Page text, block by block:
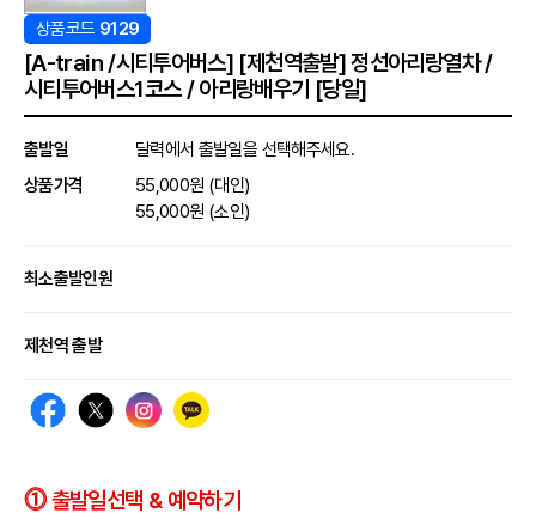
상품코드 9129
[A-train /시티투어버스] [제천역출발] 정선아리랑열차 /
시티투어버스1코스 / 아리랑배우기 [당일]
출발일
달력에서 출발일을 선택해주세요.
상품가격
55,000원 (대인)
55,000원 (소인)
최소출발인원
제천역 출발
⓵ 출발일선택 & 예약하기